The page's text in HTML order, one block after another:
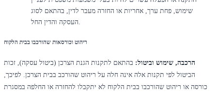
שימוש, פחת ערך, אחריות או החזרה מעבר לדין, בהתאם לסוג
ריהוט וכורסאות שהורכבו בבית הלקוח
הרכבה, שימוש וביטול: בהתאם לתקנות הגנת הצרכן (ביטול עסקה), זכות
הביטול לפי תקנות אלה אינה חלה על ריהוט שהורכב בבית הצרכן. לפיכך,
כורסה או ריהוט שהורכבו בבית הלקוח לא יתקבלו להחזרה או החלפה במסגרת